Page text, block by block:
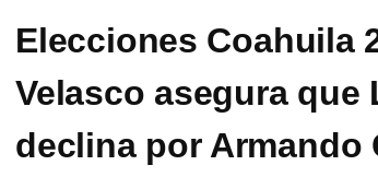
Elecciones Coahuila
Velasco asegura que
declina por Armando